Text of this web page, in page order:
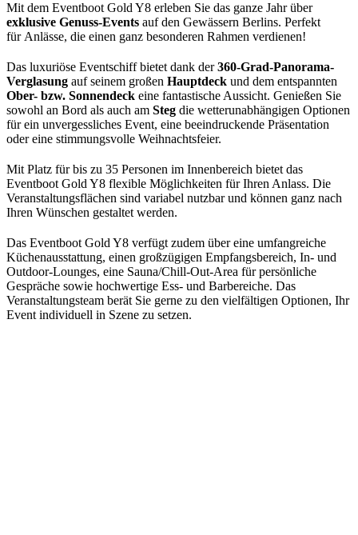
Mit dem Eventboot Gold Y8 erleben Sie das ganze Jahr über
exklusive Genuss-Events auf den Gewässern Berlins. Perfekt
für Anlässe, die einen ganz besonderen Rahmen verdienen!
Das luxuriöse Eventschiff bietet dank der360-Grad-Panorama-
Verglasung auf seinem großen Hauptdeck und dem entspannten
Ober- bzw. Sonnendeck eine fantastische Aussicht. Genießen Sie
sowohl an Bord als auch am Steg die wetterunabhängigen Optionen
für ein unvergessliches Event, eine beeindruckende Präsentation
oder eine stimmungsvolle Weihnachtsfeier.
Mit Platz für bis zu 35 Personen im Innenbereich bietet das
Eventboot Gold Y8 flexible Möglichkeiten für Ihren Anlass. Die
Veranstaltungsflächen sind variabel nutzbar und können ganz nach
Ihren Wünschen gestaltet werden.
Das Eventboot Gold Y8 verfügt zudem über eine umfangreiche
Küchenausstattung, einen großzügigen Empfangsbereich, In- und
Outdoor-Lounges, eine Sauna/Chill-Out-Area für persönliche
Gespräche sowie hochwertige Ess- und Barbereiche. Das
Veranstaltungsteam berät Sie gerne zu den vielfältigen Optionen, Ihr
Event individuell in Szene zu setzen.